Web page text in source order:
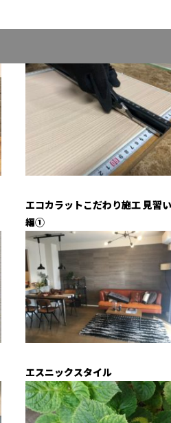
エコカラットこだわり施工 見習い
編①
エスニックスタイル